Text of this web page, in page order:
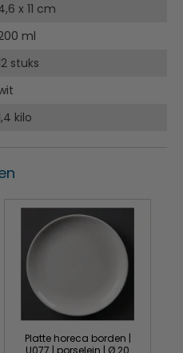
x 11 cm
ml
stuks
kilo
Platte horeca borden |